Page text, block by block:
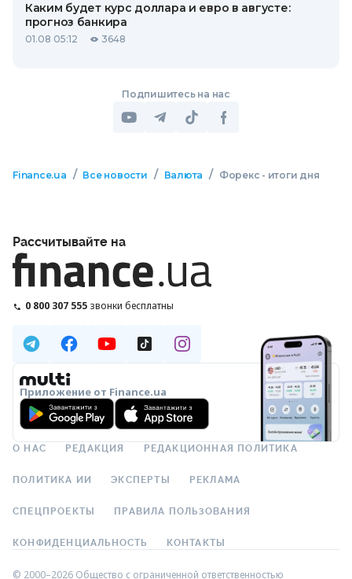
Каким будет курс доллара и евро в августе:
прогноз банкира
01.08 05:12 3648
Подпишитесь на нас
Finance.ua / Все новости / Валюта / Форекс - итоги дня
Рассчитывайте на
0 800 307 555 звонки бесплатны
Приложение от Finance.ua
О НАС РЕДАКЦИЯ РЕДАКЦИОННАЯ ПОЛИТИКА
ПОЛИТИКА ИИ ЭКСПЕРТЫ РЕКЛАМА
СПЕЦПРОЕКТЫ ПРАВИЛА ПОЛЬЗОВАНИЯ
КОНФИДЕНЦИАЛЬНОСТЬ КОНТАКТЫ
© 2000–2026 Общество с ограниченной ответственностью